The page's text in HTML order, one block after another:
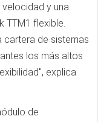
y una
TTM1 flexible.
cartera de sistemas
los más altos
explica
de